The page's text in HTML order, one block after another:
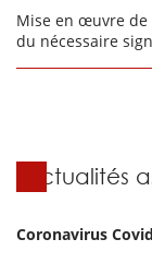
Mise en œuvre de
du nécessaire
Actualités
Coronavirus